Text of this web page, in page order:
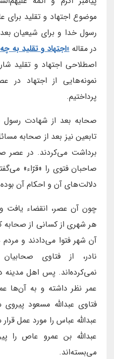
موضوع اجتهاد و تقلید
رسول خدا و برای شیعیان
در مقاله«اجتهاد و تقلید به
اصطلاحی اجتهاد و تقلید
نمونه‌هایی از اجتهاد در
پرداختیم.
صحابه بعد از شهادت رسول
تابعین نیز بعد از صحابه
برداشت می‌کردند. در عصر
صاحبان فتوى را «قرّاء»
دلالت‌های آن و احکام آن بوده
چون آن عصر، انقضاء يافت
هر شهری از كسانى از صحابه
آن شهر فتوا می‌دادند و
نادر، از فتاوى
نمى‌كرده‌اند. پس اهل مدينه
عمر نظر داشته و به آن‌ها
فتاوى عبدالله مسعود
عبدالله عباس را مورد عمل
عبدالله بن عمرو عاص را
مى‌بسته‌اند.